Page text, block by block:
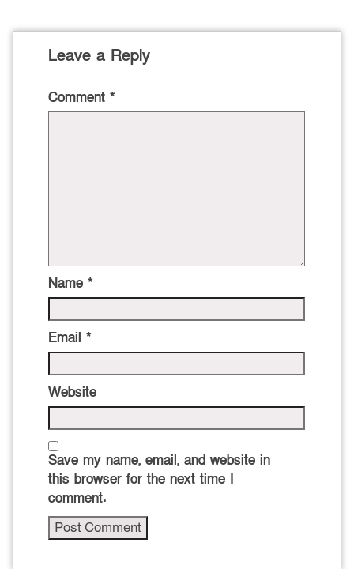
Leave a Reply
Comment *
Name *
Email *
Website
Save my name, email, and website in
this browser for the next time I
comment.